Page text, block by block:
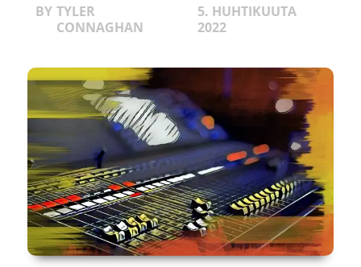
BY TYLER
CONNAGHAN
5. HUHTIKUUTA
2022